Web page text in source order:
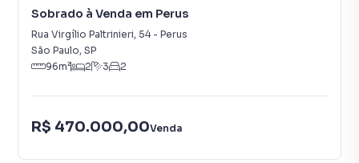
Sobrado à Venda em Perus
Rua Virgílio Paltrinieri, 54- Perus
São Paulo, SP
96m² 2 3 2
R$ 470.000,00Venda